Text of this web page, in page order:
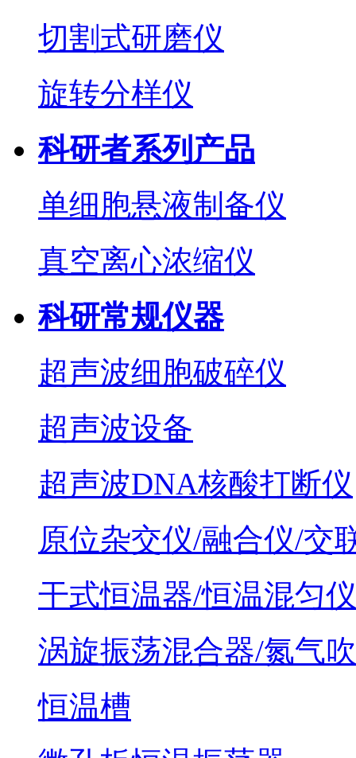
切割式研磨仪
旋转分样仪
科研者系列产品
单细胞悬液制备仪
真空离心浓缩仪
科研常规仪器
超声波细胞破碎仪
超声波设备
超声波DNA核酸打断仪
原位杂交仪/融合仪/交
干式恒温器/恒温混匀仪
涡旋振荡混合器/氮气
恒温槽